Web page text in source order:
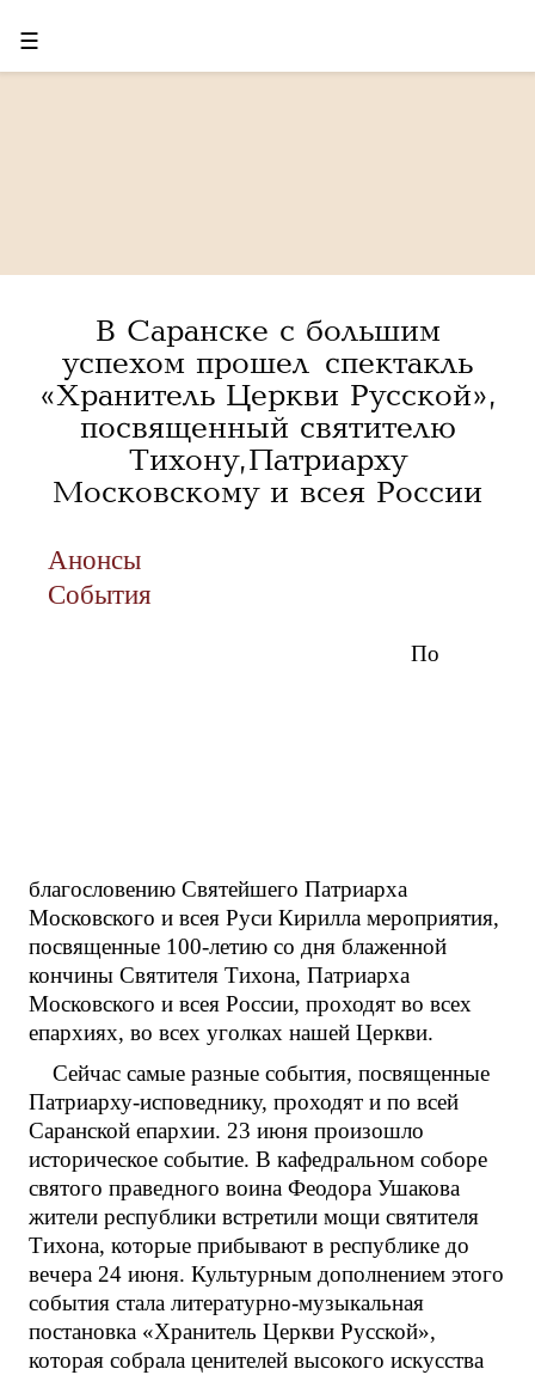
☰
В Саранске с большим
успехом прошел спектакль
«Хранитель Церкви Русской»,
посвященный святителю
Тихону, Патриарху
Московскому и всея России
Анонсы
События
По
благословению Святейшего Патриарха
Московского и всея Руси Кирилла мероприятия,
посвященные 100-летию со дня блаженной
кончины Святителя Тихона, Патриарха
Московского и всея России, проходят во всех
епархиях, во всех уголках нашей Церкви.
Сейчас самые разные события, посвященные
Патриарху-исповеднику, проходят и по всей
Саранской епархии. 23 июня произошло
историческое событие. В кафедральном соборе
святого праведного воина Феодора Ушакова
жители республики встретили мощи святителя
Тихона, которые прибывают в республике до
вечера 24 июня. Культурным дополнением этого
события стала литературно-музыкальная
постановка «Хранитель Церкви Русской»,
которая собрала ценителей высокого искусства